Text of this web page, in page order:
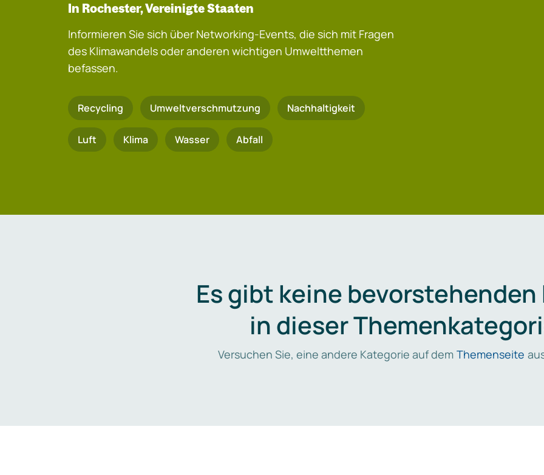
In Rochester, Vereinigte Staaten
Informieren Sie sich über Networking-Events, die sich mit Fragen
des Klimawandels oder anderen wichtigen Umweltthemen
befassen.
Recycling Umweltverschmutzung Nachhaltigkeit
Luft Klima Wasser Abfall
Es gibt keine bevorstehenden
in dieser
Versuchen Sie, eine andere Kategorie auf dem Themenseite